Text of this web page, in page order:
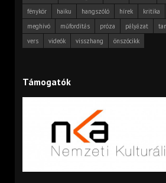
fénykör
haiku hangszóló hírek kritika
meghívó
műfordítás próza pályázat
vers
videók visszhang önszócikk
Támogatók